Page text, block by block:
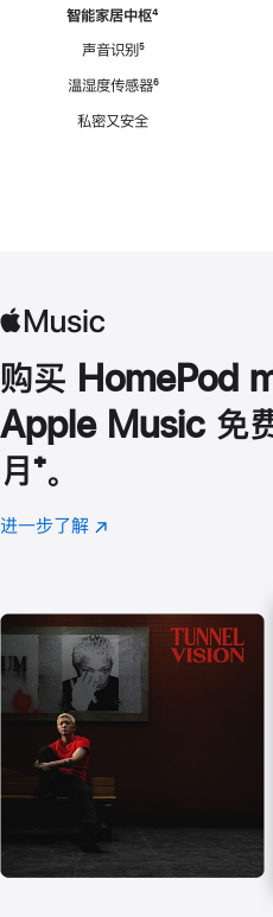
智能家居中枢脚
⁴
声音识别脚
⁵
温湿度传感器脚
⁶
私密又安全
购买 HomePod
Apple Music 免
月 脚
注
⁺。
进一步了解 Apple
(在
口
中
打
开)